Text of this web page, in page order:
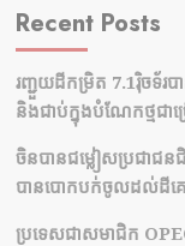
Recent Posts
រញ្ជួយដីកម្រិត​ 7.1រ៉ិចទ័រប
និង​ជាប់ក្នុងបំណែកថ្មជាច្
ចិនបានជម្លៀសប្រជាជន
បានបោកបក់ចូលដល់ដីគ
ប្រទេសជាសមាជិក